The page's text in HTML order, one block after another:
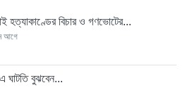
হত্যাকাণ্ডের বিচার ও গণভোটের...
আগে
এ ঘাটতি বুঝবেন...